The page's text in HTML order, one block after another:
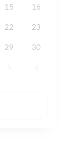
15 16
22 23
29 30